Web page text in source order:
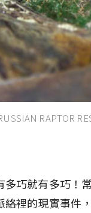
RAPTOR
多巧就有多巧！
絡裡的現實事件